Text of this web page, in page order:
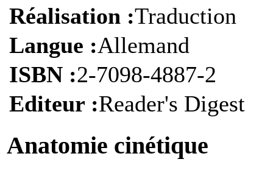
Réalisation :Traduction
Langue :Allemand
ISBN :2-7098-4887-2
Editeur :Reader's Digest
Anatomie cinétique